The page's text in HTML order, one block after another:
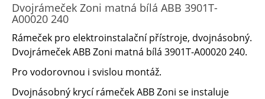
Dvojrámeček Zoni matná bílá ABB 3901T-
A00020 240
Rámeček pro elektroinstalační přístroje, dvojnásobný.
Dvojrámeček ABB Zoni matná bílá 3901T-A00020 240.
Pro vodorovnou i svislou montáž.
Dvojnásobný krycí rámeček ABB Zoni se instaluje